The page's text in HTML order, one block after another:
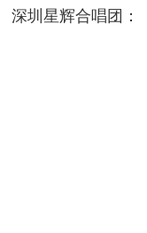
深圳星辉合唱团：